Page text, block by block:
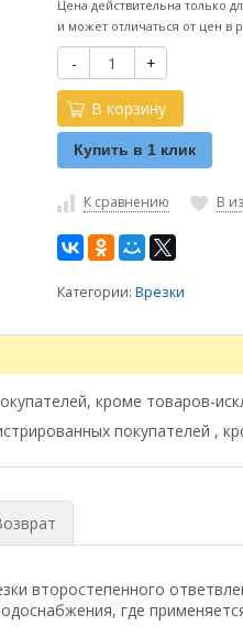
Цена действительна только
и может отличаться от цен в
- +
В корзину
Купить в 1 клик
К сравнению В
Категории:Врезки
кроме товаров-
покупателей ,
второстепенного
где